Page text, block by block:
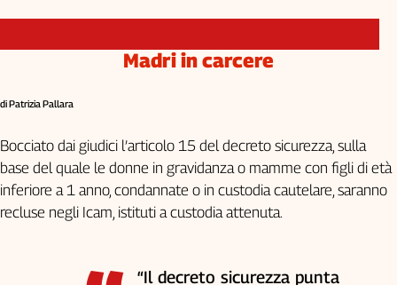
Madri in carcere
di Patrizia Pallara
Bocciato dai giudici l’articolo 15 del decreto sicurezza, sulla
base del quale le donne in gravidanza o mamme con figli di età
inferiore a 1 anno, condannate o in custodia cautelare, saranno
recluse negli Icam, istituti a custodia attenuta.
“Il decreto sicurezza punta